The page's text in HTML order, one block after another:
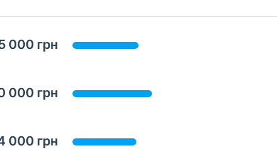
000 грн
000 грн
000 грн